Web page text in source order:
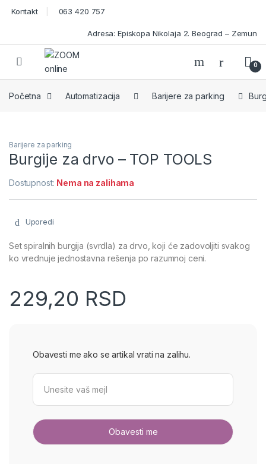
Skip to navigation
Skip to content
Kontakt 063 420 757
Adresa: Episkopa Nikolaja 2. Beograd – Zemun
Open 0
Početna Automatizacija Barijere za parking
Barijere za parking
Burgije za drvo – TOP TOOLS
Dostupnost: Nema na zalihama
Uporedi
Set spiralnih burgija (svrdla) za drvo, koji će zadovoljiti svakog
ko vrednuje jednostavna rešenja po razumnoj ceni.
229,20 RSD
Obavesti me ako se artikal vrati na zalihu.